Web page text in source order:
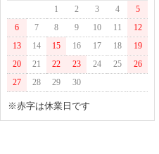
1
2 3 4
5
6
7 8 9 10 11
12
13
14 15 16 17 18
19
20
21 22 23 24 25
26
27
28 29 30
※赤字は休業日です